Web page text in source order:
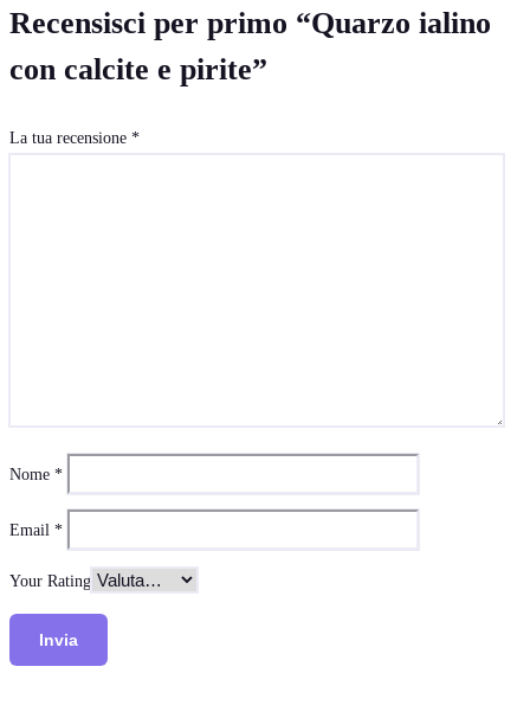
Recensisci per primo “Quarzo ialino
con calcite e pirite”
La tua recensione *
Nome *
Email *
Your Rating